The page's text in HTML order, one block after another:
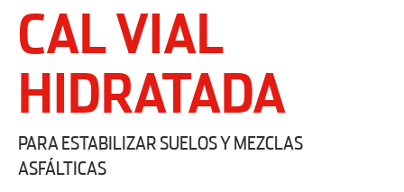
CAL VIAL
HIDRATADA
PARA ESTABILIZAR SUELOS Y MEZCLAS
ASFÁLTICAS